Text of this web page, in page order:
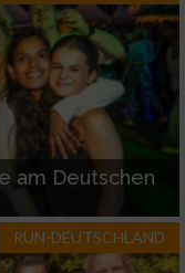
am Deutschen
RUN-DEUTSCHLAND